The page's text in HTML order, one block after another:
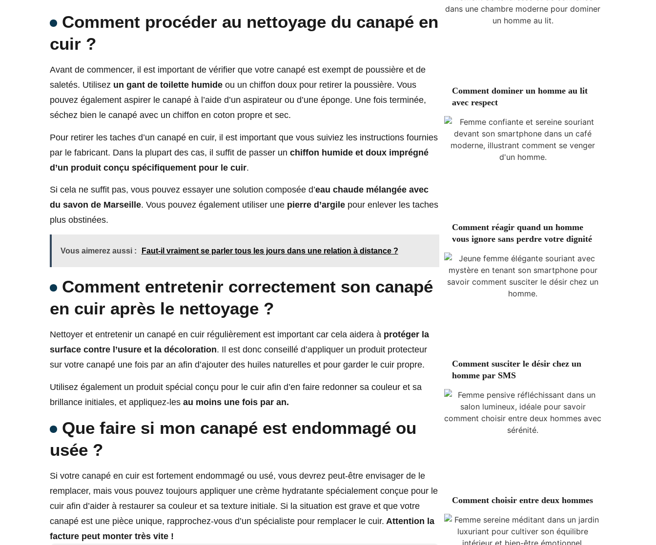
Comment procéder au nettoyage du canapé en
cuir ?
Avant de commencer, il est important de vérifier que votre canapé est exempt de poussière et de
saletés. Utilisez un gant de toilette humide ou un chiffon doux pour retirer la poussière. Vous
pouvez également aspirer le canapé à l’aide d’un aspirateur ou d’une éponge. Une fois terminée,
séchez bien le canapé avec un chiffon en coton propre et sec.
Pour retirer les taches d’un canapé en cuir, il est important que vous suiviez les instructions fournies
par le fabricant. Dans la plupart des cas, il suffit de passer un chiffon humide et doux imprégné
d’un produit conçu spécifiquement pour le cuir.
Si cela ne suffit pas, vous pouvez essayer une solution composée d’eau chaude mélangée avec
du savon de Marseille. Vous pouvez également utiliser une pierre d’argile pour enlever les taches
plus obstinées.
Vous aimerez aussi : Faut-il vraiment se parler tous les jours dans une relation à distance ?
Comment entretenir correctement son canapé
en cuir après le nettoyage ?
Nettoyer et entretenir un canapé en cuir régulièrement est important car cela aidera à protéger la
surface contre l’usure et la décoloration. Il est donc conseillé d’appliquer un produit protecteur
sur votre canapé une fois par an afin d’ajouter des huiles naturelles et pour garder le cuir propre.
Utilisez également un produit spécial conçu pour le cuir afin d’en faire redonner sa couleur et sa
brillance initiales, et appliquez-les au moins une fois par an.
Que faire si mon canapé est endommagé ou
usée ?
Si votre canapé en cuir est fortement endommagé ou usé, vous devrez peut-être envisager de le
remplacer, mais vous pouvez toujours appliquer une crème hydratante spécialement conçue pour le
cuir afin d’aider à restaurer sa couleur et sa texture initiale. Si la situation est grave et que votre
canapé est une pièce unique, rapprochez-vous d’un spécialiste pour remplacer le cuir. Attention la
facture peut monter très vite !
Comment dominer un homme au lit
avec respect
Comment réagir quand un homme
vous ignore sans perdre votre dignité
Comment susciter le désir chez un
homme par SMS
Comment choisir entre deux hommes